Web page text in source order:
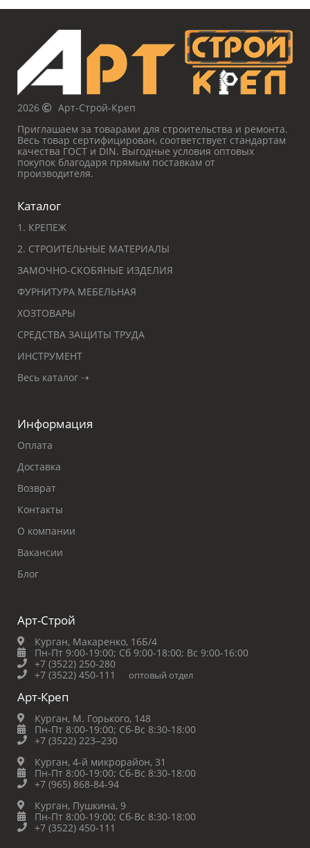
2026
Арт-Строй-Креп
Приглашаем за товарами для строительства и ремонта.
Весь товар сертифицирован, соответствует стандартам
качества ГОСТ и DIN. Выгодные условия оптовых
покупок благодаря прямым поставкам от
производителя.
Каталог
1. КРЕПЕЖ
2. СТРОИТЕЛЬНЫЕ МАТЕРИАЛЫ
ЗАМОЧНО-СКОБЯНЫЕ ИЗДЕЛИЯ
ФУРНИТУРА МЕБЕЛЬНАЯ
ХОЗТОВАРЫ
СРЕДСТВА ЗАЩИТЫ ТРУДА
ИНСТРУМЕНТ
Весь каталог ➝
Информация
Оплата
Доставка
Возврат
Контакты
О компании
Вакансии
Блог
Арт-Строй
Курган, Макаренко, 16Б/4
Пн-Пт 9:00-19:00; Сб 9:00-18:00; Вс 9:00-16:00
+7 (3522) 250-280
+7 (3522) 450-111
оптовый отдел
Арт-Креп
Курган, М. Горького, 148
Пн-Пт 8:00-19:00; Сб-Вс 8:30-18:00
+7 (3522) 223‒230
Курган, 4-й микрорайон, 31
Пн-Пт 8:00-19:00; Сб-Вс 8:30-18:00
+7 (965) 868-84-94
Курган, Пушкина, 9
Пн-Пт 8:00-19:00; Сб-Вс 8:30-18:00
+7 (3522) 450-111